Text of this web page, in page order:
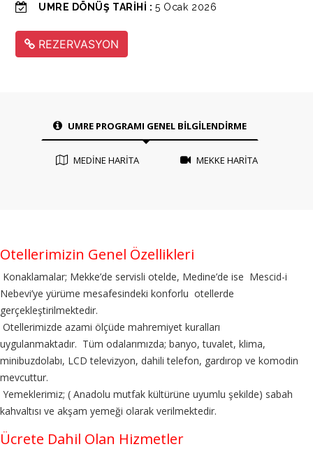
UMRE DÖNÜŞ TARİHİ :5 Ocak 2026
REZERVASYON
UMRE PROGRAMI GENEL BİLGİLENDİRME
MEDİNE HARİTA MEKKE HARİTA
Otellerimizin Genel Özellikleri
Konaklamalar; Mekke’de servisli otelde, Medine’de ise Mescid-i
Nebevi’ye yürüme mesafesindeki konforlu otellerde
gerçekleştirilmektedir.
Otellerimizde azami ölçüde mahremiyet kuralları
uygulanmaktadır. Tüm odalarımızda; banyo, tuvalet, klima,
minibuzdolabı, LCD televizyon, dahili telefon, gardırop ve komodin
mevcuttur.
Yemeklerimiz; ( Anadolu mutfak kültürüne uyumlu şekilde) sabah
kahvaltısı ve akşam yemeği olarak verilmektedir.
Ücrete Dahil Olan Hizmetler